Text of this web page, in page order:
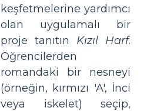
keşfetmelerine yardımcı
olan uygulamalı bir
proje tanıtın Kızıl Harf.
Öğrencilerden
romandaki bir nesneyi
(örneğin, kırmızı 'A', İnci
veya iskelet) seçip,